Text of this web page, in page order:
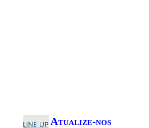
Atualize-nos